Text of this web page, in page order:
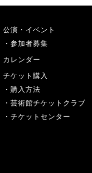
公演・イベント
参加者募集
カレンダー
チケット購入
購入方法
芸術館チケットクラブ
チケットセンター